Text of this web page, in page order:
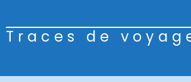
Traces de